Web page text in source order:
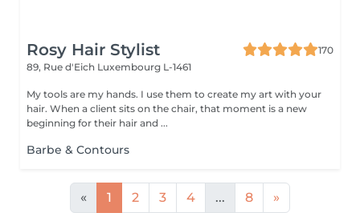
Rosy Hair Stylist
170
89, Rue d'Eich Luxembourg L-1461
My tools are my hands. I use them to create my art with your
hair. When a client sits on the chair, that moment is a new
beginning for their hair and ...
Barbe & Contours
« 1 2 3 4 ... 8 »